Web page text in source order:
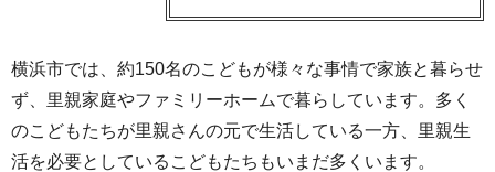
横浜市では、約150名のこどもが様々な事情で家族と暮らせ
ず、里親家庭やファミリーホームで暮らしています。多く
のこどもたちが里親さんの元で生活している一方、里親生
活を必要としているこどもたちもいまだ多くいます。